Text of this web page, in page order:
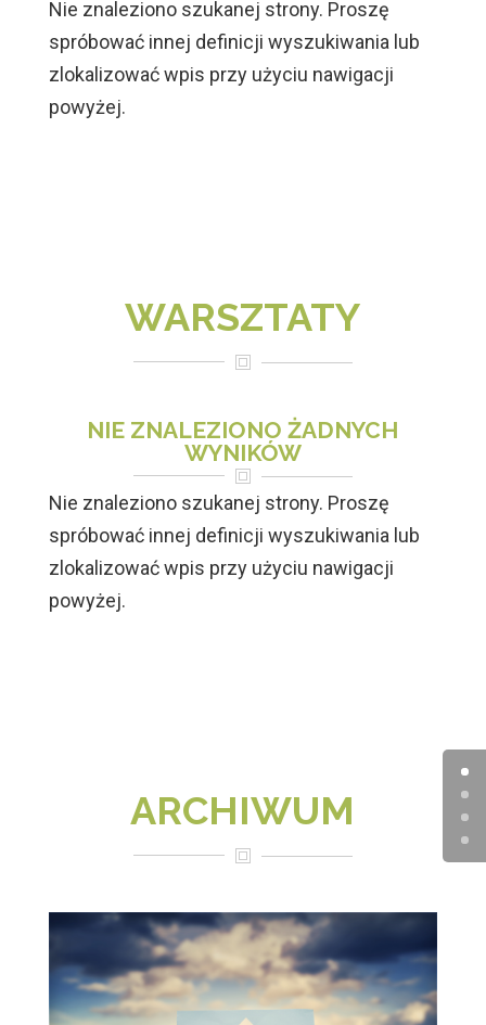
Nie znaleziono szukanej strony. Proszę
spróbować innej definicji wyszukiwania lub
zlokalizować wpis przy użyciu nawigacji
powyżej.
WARSZTATY
NIE ZNALEZIONO ŻADNYCH
WYNIKÓW
Nie znaleziono szukanej strony. Proszę
spróbować innej definicji wyszukiwania lub
zlokalizować wpis przy użyciu nawigacji
powyżej.
ARCHIWUM